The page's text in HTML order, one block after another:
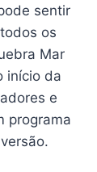
sentir
os
Mar
início da
e
programa